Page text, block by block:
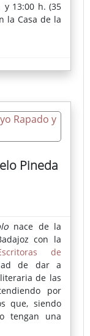
13:00 h. (35
la Casa de la
Pineda
nace de la
con la
de
de dar a
de las
por
que, siendo
tengan una